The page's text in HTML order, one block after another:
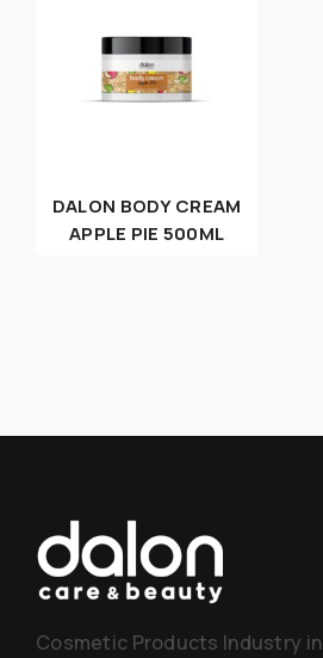
DALON BODY CREAM
APPLE PIE 500ML
Cosmetic Products Industry in